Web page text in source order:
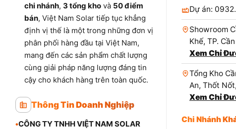
chi nhánh, 3 tổng kho và 50 điểm
bán, Việt Nam Solar tiếp tục khẳng
định vị thế là một trong những đơn vị
phân phối hàng đầu tại Việt Nam,
mang đến các sản phẩm chất lượng
cùng giải pháp năng lượng đáng tin
cậy cho khách hàng trên toàn quốc.
Thông Tin Doanh Nghiệp
•CÔNG TY TNHH VIỆT NAM SOLAR
Dự án:
Showroom
Khế, TP.
Xem Chỉ
Tổng Kho
An, Thốt
Xem Chỉ
Chi Nhánh